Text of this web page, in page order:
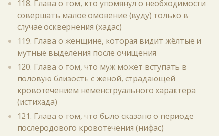
118. Глава о том, кто упомянул о необходимости
совершать малое омовение (вуду) только в
случае осквернения (хадас)
119. Глава о женщине, которая видит жёлтые и
мутные выделения после очищения
120. Глава о том, что муж может вступать в
половую близость с женой, страдающей
кровотечением неменструального характера
(истихада)
121. Глава о том, что было сказано о периоде
послеродового кровотечения (нифас)